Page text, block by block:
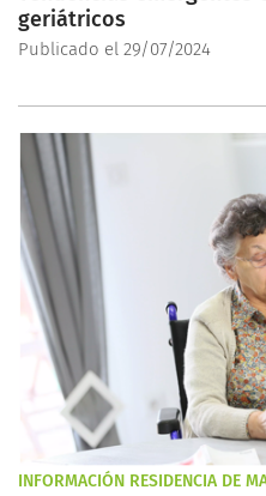
geriátricos
Publicado el 29/07/2024
INFORMACIÓN RESIDENCIA DE